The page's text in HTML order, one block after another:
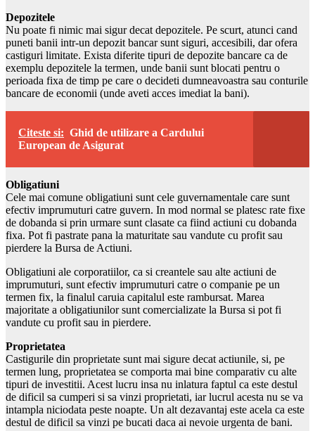
Depozitele
Nu poate fi nimic mai sigur decat depozitele. Pe scurt, atunci cand
puneti banii intr-un depozit bancar sunt siguri, accesibili, dar ofera
castiguri limitate. Exista diferite tipuri de depozite bancare ca de
exemplu depozitele la termen, unde banii sunt blocati pentru o
perioada fixa de timp pe care o decideti dumneavoastra sau conturile
bancare de economii (unde aveti acces imediat la bani).
Citeste si: Ghid de utilizare a Cardului
European de Asigurat
Obligatiuni
Cele mai comune obligatiuni sunt cele guvernamentale care sunt
efectiv imprumuturi catre guvern. In mod normal se platesc rate fixe
de dobanda si prin urmare sunt clasate ca fiind actiuni cu dobanda
fixa. Pot fi pastrate pana la maturitate sau vandute cu profit sau
pierdere la Bursa de Actiuni.
Obligatiuni ale corporatiilor, ca si creantele sau alte actiuni de
imprumuturi, sunt efectiv imprumuturi catre o companie pe un
termen fix, la finalul caruia capitalul este rambursat. Marea
majoritate a obligatiunilor sunt comercializate la Bursa si pot fi
vandute cu profit sau in pierdere.
Proprietatea
Castigurile din proprietate sunt mai sigure decat actiunile, si, pe
termen lung, proprietatea se comporta mai bine comparativ cu alte
tipuri de investitii. Acest lucru insa nu inlatura faptul ca este destul
de dificil sa cumperi si sa vinzi proprietati, iar lucrul acesta nu se va
intampla niciodata peste noapte. Un alt dezavantaj este acela ca este
destul de dificil sa vinzi pe bucati daca ai nevoie urgenta de bani.